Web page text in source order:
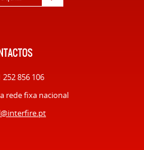
252 856 106
rede fixa nacional